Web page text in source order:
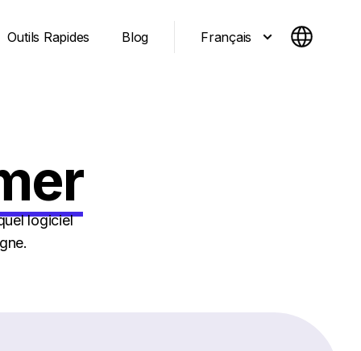
Outils Rapides Blog Français
logiciel